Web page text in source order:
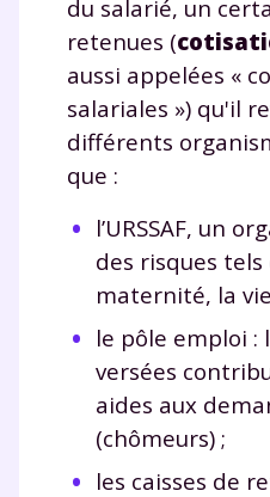
du salarié, un
retenues (
aussi appelées «
salariales ») qu'il
différents
que :
l’URSSAF, un
des risques
maternité, la
le pôle emploi :
versées
aides aux
(chômeurs) ;
les caisses de
Testez
pendant
plateforme
scolaire !
Fiches de cours
corrigés,
Unespace dédié
suivre les progrès
Tout le
la Terminale
Des profs
à la demande
vidéo